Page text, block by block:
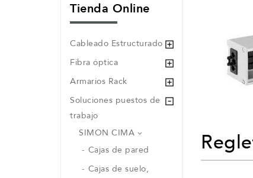
Tienda Online
Cableado Estructurado
Fibra óptica
Armarios Rack
Soluciones puestos de
trabajo
SIMON CIMA 
Cajas de pared
Cajas de suelo,